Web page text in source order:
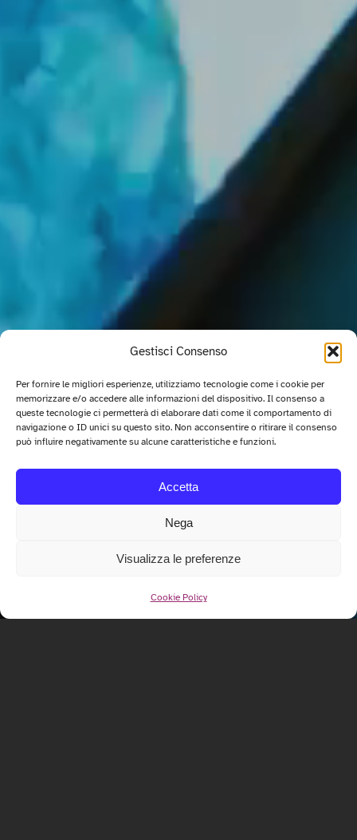
Gestisci Consenso
Per fornire le migliori esperienze, utilizziamo tecnologie come i cookie per
memorizzare e/o accedere alle informazioni del dispositivo. Il consenso a
queste tecnologie ci permetterà di elaborare dati come il comportamento di
navigazione o ID unici su questo sito. Non acconsentire o ritirare il consenso
può influire negativamente su alcune caratteristiche e funzioni.
Accetta
Nega
Visualizza le preferenze
Cookie Policy